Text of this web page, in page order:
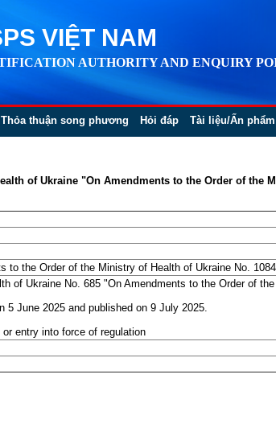
VIỆT NAM
AUTHORITY AND ENQUIRY
Thỏa thuận song phương Hỏi đáp Tài liệu/Ấn phẩm
of Ukraine "On Amendments to the Order of the
to the Order of the Ministry of Health of Ukraine No.
of Ukraine No. 685 "On Amendments to the Order of
June 2025 and published on 9 July 2025.
entry into force of regulation